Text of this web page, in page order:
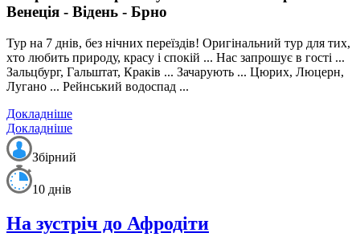
Венеція - Відень - Брно
Тур на 7 днів, без нічних переїздів! Оригінальний тур для тих,
хто любить природу, красу і спокій ... Нас запрошує в гості ...
Зальцбург, Гальштат, Краків ... Зачарують ... Цюрих, Люцерн,
Лугано ... Рейнський водоспад ...
Докладніше
Докладніше
Збірний
10 днів
На зустріч до Афродіти